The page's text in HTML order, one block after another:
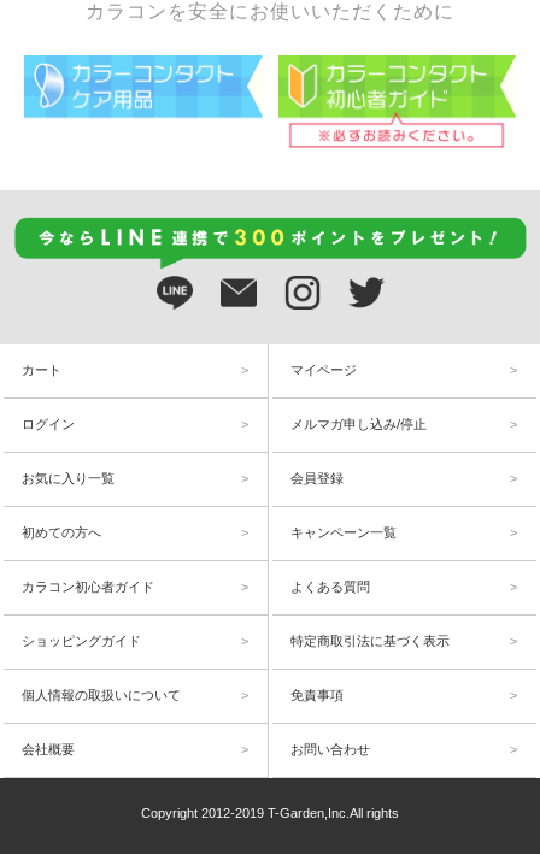
カラコンを安全にお使いいただくために
カート マイページ
ログイン メルマガ申し込み/停止
お気に入り一覧 会員登録
初めての方へ キャンペーン一覧
カラコン初心者ガイド よくある質問
ショッピングガイド 特定商取引法に基づく表示
個人情報の取扱いについて 免責事項
会社概要 お問い合わせ
Copyright 2012-2019 T-Garden,Inc.All rights